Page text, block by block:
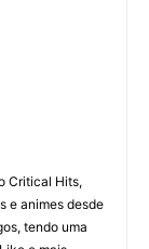
Critical Hits,
e animes desde
tendo uma